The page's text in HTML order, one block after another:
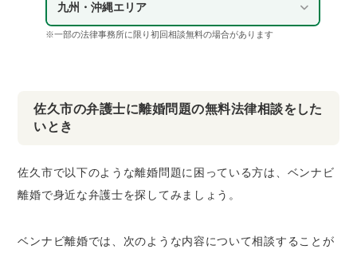
九州・沖縄エリア
※一部の法律事務所に限り初回相談無料の場合があります
佐久市の弁護士に離婚問題の無料法律相談をした
いとき
佐久市で以下のような離婚問題に困っている方は、ベンナビ
離婚で身近な弁護士を探してみましょう。
ベンナビ離婚では、次のような内容について相談することが